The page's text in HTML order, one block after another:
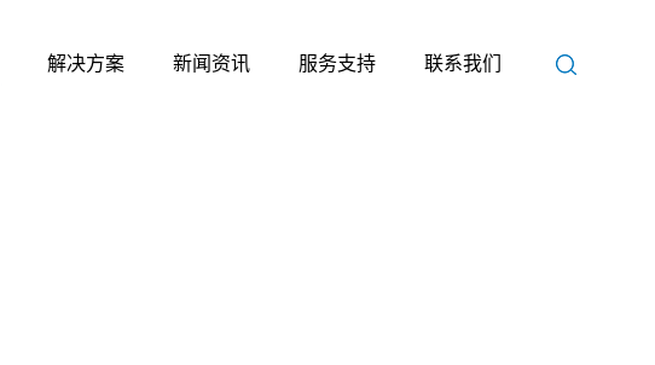
解决方案 新闻资讯 服务支持 联系我们